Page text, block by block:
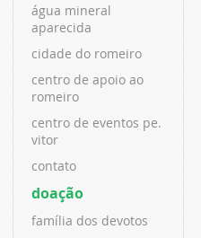
água mineral
aparecida
cidade do romeiro
centro de apoio ao
romeiro
centro de eventos pe.
vitor
contato
doação
família dos devotos